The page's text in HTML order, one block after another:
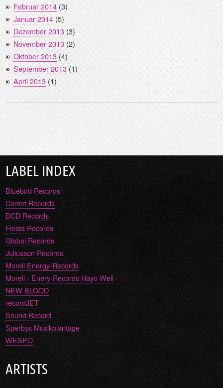
Februar 2014(3)
Januar 2014(5)
Dezember 2013(3)
November 2013(2)
Oktober 2013(4)
September 2013(1)
April 2013(1)
LABEL INDEX
Bluebird Records
Comet Records
DCD Records
Fiesta Records
Global Records
Juliusson Records
Morell Energy-Records
Morell - Enery-Records Hayo Well
NEW BLOOD
recordJET
Sound Record
Sperbys Musikplantage
WESPO
ARTISTS